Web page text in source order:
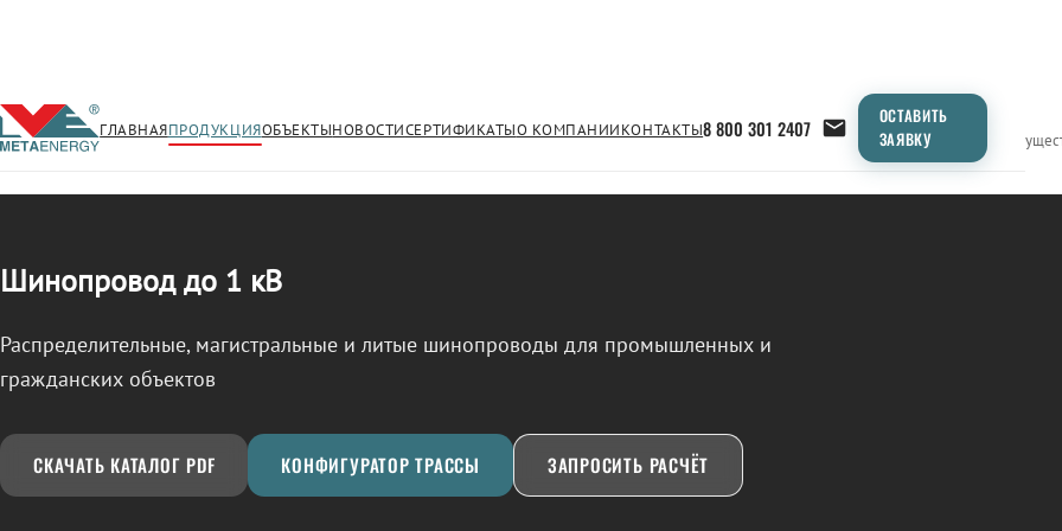
ГЛАВНАЯПРОДУКЦИЯОБЪЕКТЫНОВОСТИСЕРТИФИКАТЫО КОМПАНИИКОНТАКТЫ8 800 301 2407
ОСТАВИТЬ
ЗАЯВКУ
← Продукция/ШИНОПРОВОД Применение Продукция ТипоразмерыСравнение
Шинопровод до 1 кВ
Распределительные, магистральные и литые шинопроводы для промышленных и
гражданских объектов
СКАЧАТЬ КАТАЛОГ PDF КОНФИГУРАТОР ТРАССЫ ЗАПРОСИТЬ РАСЧЁТ